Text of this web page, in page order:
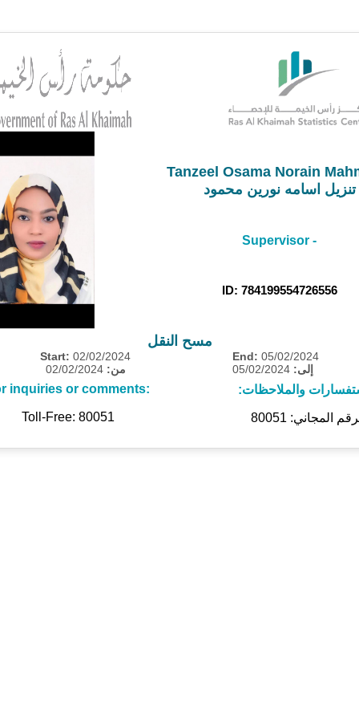
Tanzeel Osama Norain
تنزيل اسامه نورين محمود
Supervisor -
ID: 784199554726556
مسح النقل
Start: 02/02/2024 End: 05/02/2024
من:
إلى:
inquiries or comments:
والملاحظات:
Toll-Free: 80051
المجاني: 80051